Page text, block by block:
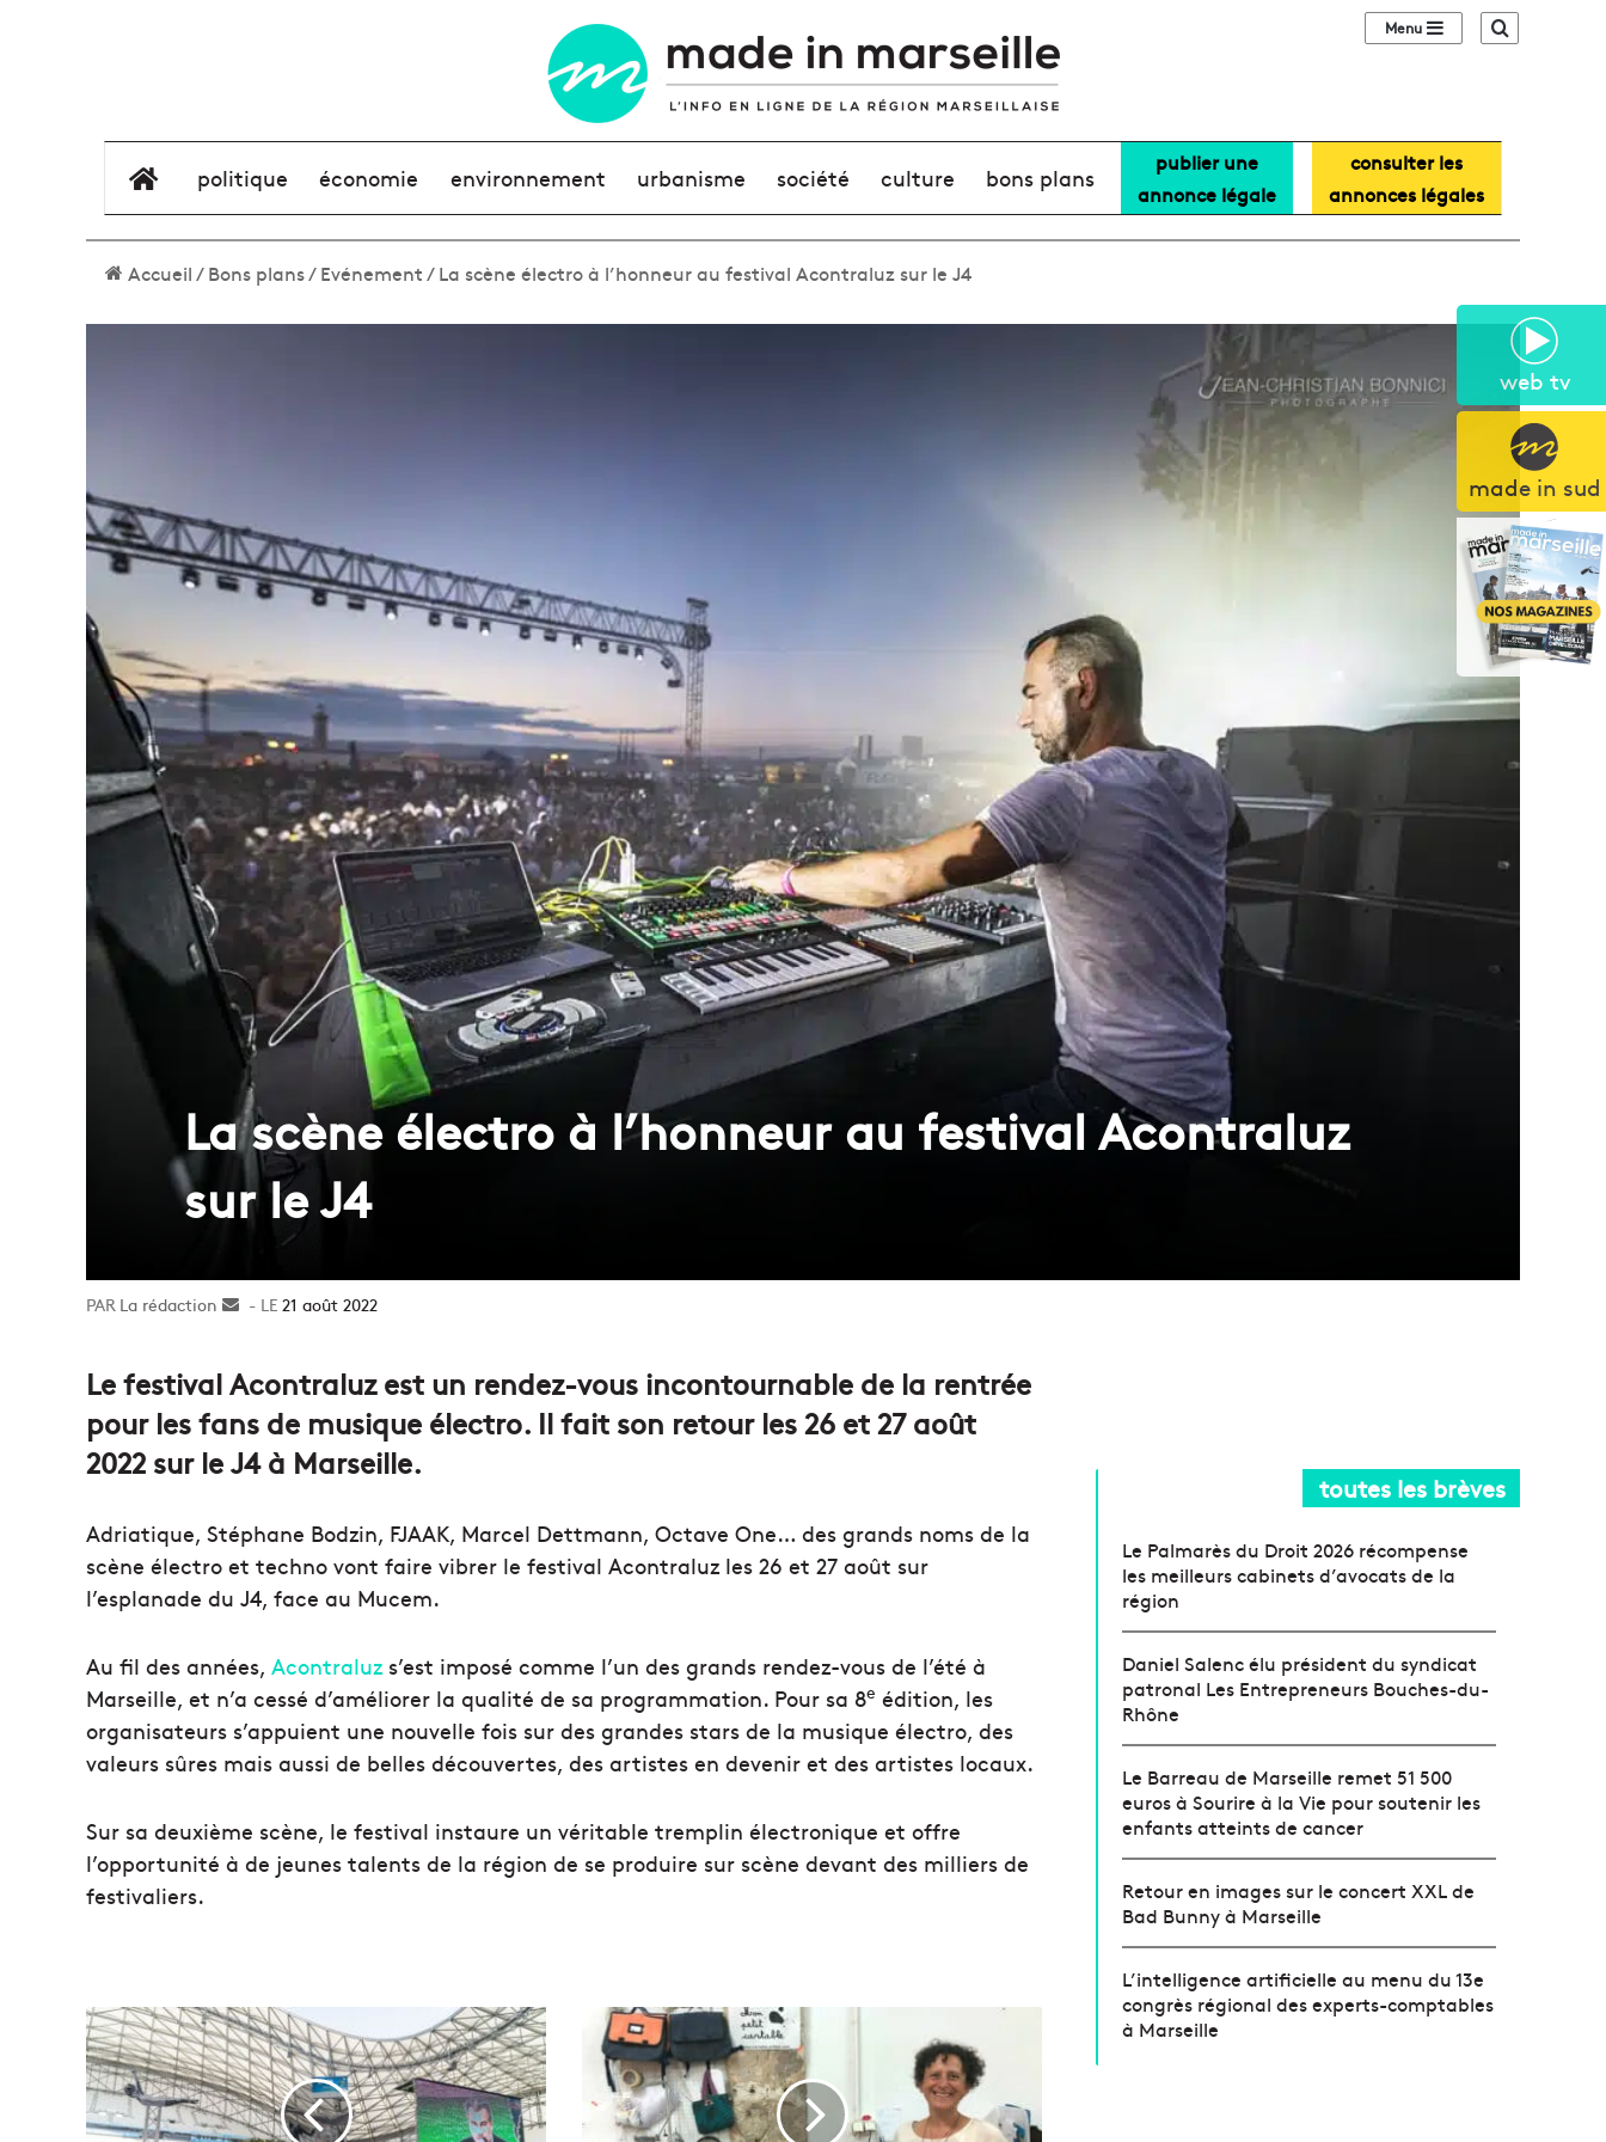
web tv
made in sud
Sidebar (barre
élément de menu
politique économie environnement urbanisme société culture bons plans
publier une
annonce légale
consulter les
annonces légales
Accueil/Bons plans/Evénement/La scène électro à l’honneur au festival Acontraluz sur le J4
La scène électro à l’honneur au festival Acontraluz
sur le J4
La rédaction
Envoyer21 août 2022
Le festival Acontraluz est un rendez-vous incontournable de la rentrée
pour les fans de musique électro. Il fait son retour les 26 et 27 août
2022 sur le J4 à Marseille.
Adriatique, Stéphane Bodzin, FJAAK, Marcel Dettmann, Octave One… des grands noms de la
scène électro et techno vont faire vibrer le festival Acontraluz les 26 et 27 août sur
l’esplanade du J4, face au Mucem.
Au fil des années, Acontraluzs’est imposé comme l’un des grands rendez-vous de l’été à
Marseille, et n’a cessé d’améliorer la qualité de sa programmation. Pour sa 8e édition, les
organisateurs s’appuient une nouvelle fois sur des grandes stars de la musique électro, des
valeurs sûres mais aussi de belles découvertes, des artistes en devenir et des artistes locaux.
Sur sa deuxième scène, le festival instaure un véritable tremplin électronique et offre
l’opportunité à de jeunes talents de la région de se produire sur scène devant des milliers de
festivaliers.
A
v
e
c
I
a
toutes les brèves
Le Palmarès du Droit 2026 récompense
les meilleurs cabinets d’avocats de la
région
Daniel Salenc élu président du syndicat
patronal Les Entrepreneurs Bouches-du-
Rhône
Le Barreau de Marseille remet 51 500
euros à Sourire à la Vie pour soutenir les
enfants atteints de cancer
Retour en images sur le concert XXL de
Bad Bunny à Marseille
L’intelligence artificielle au menu du 13e
congrès régional des experts-comptables
à Marseille